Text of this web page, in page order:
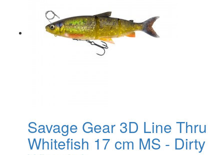
Savage Gear 3D Line Thru
Whitefish 17 cm MS - Dirty